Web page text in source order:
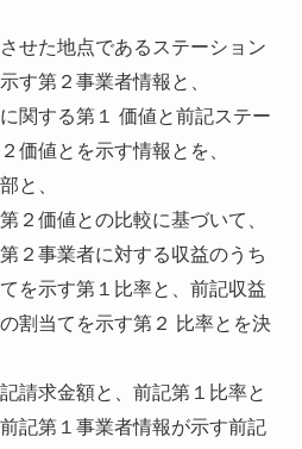
せた地点であるステーション
す第２事業者情報と、
関する第１ 価値と前記ステー
価値とを示す情報とを、
と、
２価値との比較に基づいて、
２事業者に対する収益のうち
を示す第１比率と、前記収益
割当てを示す第２ 比率とを決
請求金額と、前記第１比率と
記第１事業者情報が示す前記